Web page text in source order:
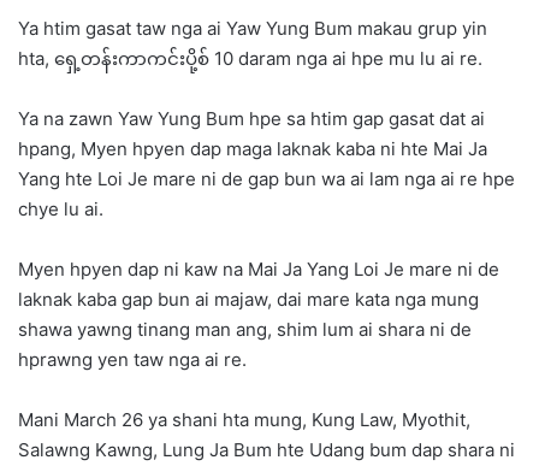
Ya htim gasat taw nga ai Yaw Yung Bum makau grup yin
hta, ရှေ့တန်းကာကင်းပို့စ် 10 daram nga ai hpe mu lu ai re.
Ya na zawn Yaw Yung Bum hpe sa htim gap gasat dat ai
hpang, Myen hpyen dap maga laknak kaba ni hte Mai Ja
Yang hte Loi Je mare ni de gap bun wa ai lam nga ai re hpe
chye lu ai.
Myen hpyen dap ni kaw na Mai Ja Yang Loi Je mare ni de
laknak kaba gap bun ai majaw, dai mare kata nga mung
shawa yawng tinang man ang, shim lum ai shara ni de
hprawng yen taw nga ai re.
Mani March 26 ya shani hta mung, Kung Law, Myothit,
Salawng Kawng, Lung Ja Bum hte Udang bum dap shara ni